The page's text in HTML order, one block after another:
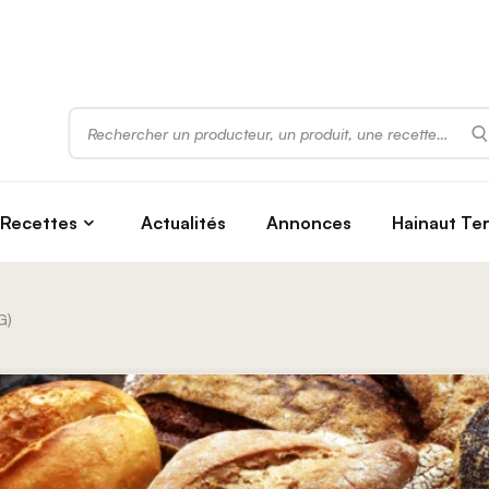
Rechercher
Recettes Actualités Annonces Hainaut